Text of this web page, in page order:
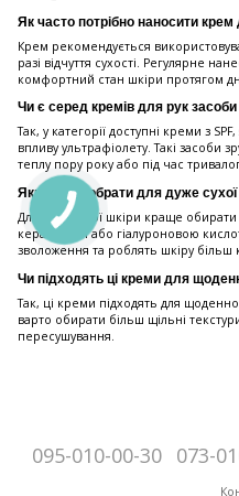
Як часто потрібно наносити крем
Крем рекомендується
разі відчуття сухості. Регулярне
комфортний стан шкіри протягом
Чи є серед кремів для рук засоби
Так, у категорії доступні креми з
впливу ультрафіолету. Такі засоби
теплу пору року або під час
Який крем обрати для дуже сухої
Для дуже сухої шкіри краще
керамідами або гіалуроновою
зволоження та роблять шкіру
Чи підходять ці креми для
Так, ці креми підходять для
варто обирати більш щільні
пересушування.
095-010-00-30 073-